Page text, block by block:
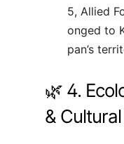
5, Allied
onged to
pan’s
🌿 4.
&